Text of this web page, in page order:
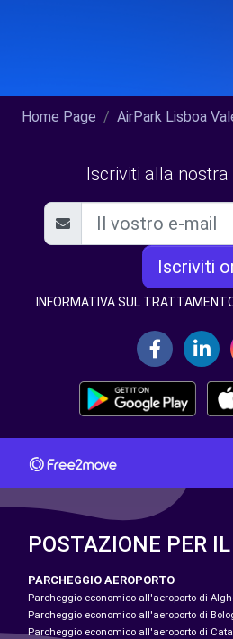
Home Page AirPark Lisboa
Iscriviti alla
Iscriviti
INFORMATIVA SUL
POSTAZIONE PER
PARCHEGGIO AEROPORTO
Parcheggio economico all'aeroporto di
Parcheggio economico all'aeroporto di
Parcheggio economico all'aeroporto di